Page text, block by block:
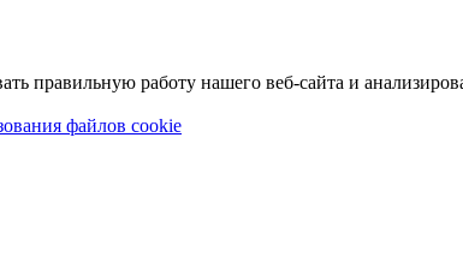
правильную работу нашего веб-сайта и
файлов cookie